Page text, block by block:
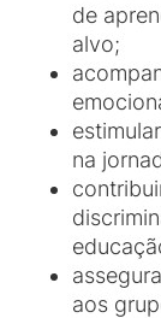
de
alvo;
na
aos